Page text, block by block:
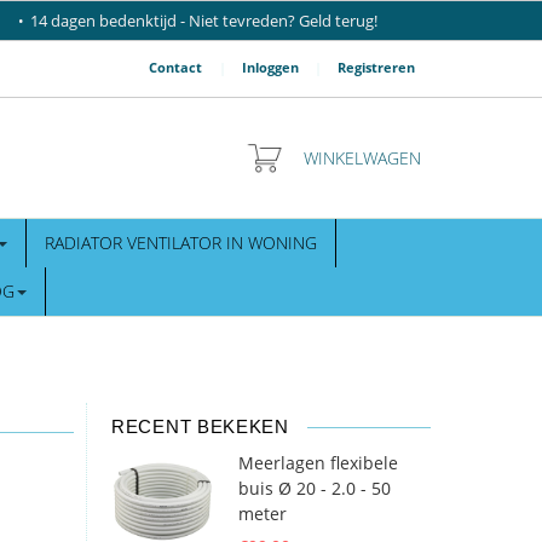
14 dagen bedenktijd - Niet tevreden? Geld terug!
Contact Inloggen Registreren
WINKELWAGEN
RADIATOR VENTILATOR IN WONING
RECENT BEKEKEN
Meerlagen flexibele
buis Ø 20 - 2.0 - 50
meter